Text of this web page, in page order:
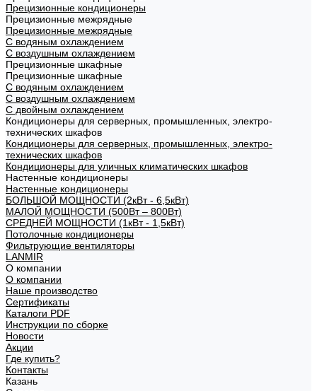
Прецизионные кондиционеры
Прецизионные межрядные
Прецизионные межрядные
С водяным охлаждением
С воздушным охлаждением
Прецизионные шкафные
Прецизионные шкафные
С водяным охлаждением
С воздушным охлаждением
С двойным охлаждением
Кондиционеры для серверных, промышленных, электро-
технических шкафов
Кондиционеры для серверных, промышленных, электро-
технических шкафов
Кондиционеры для уличных климатических шкафов
Настенные кондиционеры
Настенные кондиционеры
БОЛЬШОЙ МОЩНОСТИ (2кВт - 6,5кВт)
МАЛОЙ МОЩНОСТИ (500Вт – 800Вт)
СРЕДНЕЙ МОЩНОСТИ (1кВт - 1,5кВт)
Потолочные кондиционеры
Фильтрующие вентиляторы
LANMIR
О компании
О компании
Наше производство
Сертификаты
Каталоги PDF
Инструкции по сборке
Новости
Акции
Где купить?
Контакты
Казань